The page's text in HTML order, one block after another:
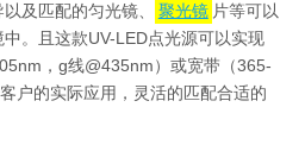
及匹配的匀光镜、 聚光镜 片等可以
中。且这款UV-LED点光源可以实现
，g线@435nm）或宽带（365-
户的实际应用，灵活的匹配合适的